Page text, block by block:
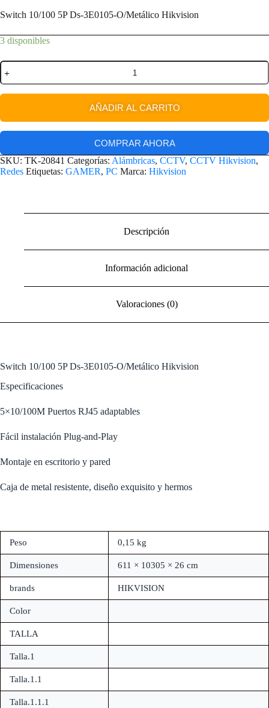
Switch 10/100 5P Ds-3E0105-O/Metálico Hikvision
3 disponibles
AÑADIR AL CARRITO
COMPRAR AHORA
SKU: TK-20841 Categorías: Alámbricas, CCTV, CCTV Hikvision,
Redes Etiquetas: GAMER, PC Marca: Hikvision
Descripción
Información adicional
Valoraciones (0)
Switch 10/100 5P Ds-3E0105-O/Metálico Hikvision
Especificaciones
5×10/100M Puertos RJ45 adaptables
Fácil instalación Plug-and-Play
Montaje en escritorio y pared
Caja de metal resistente, diseño exquisito y hermos
Peso 0,15 kg
Dimensiones 611 × 10305 × 26 cm
brands HIKVISION
Color
TALLA
Talla.1
Talla.1.1
Talla.1.1.1